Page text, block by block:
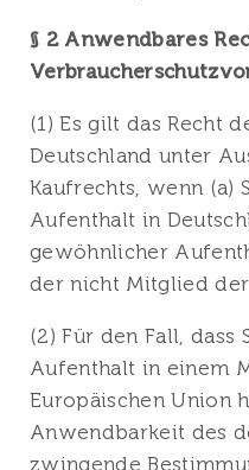
§ 2 Anwendbares
(1) Es gilt das Recht
Deutschland unter
Kaufrechts, wenn (a)
Aufenthalt in
gewöhnlicher
der nicht Mitglied
(2) Für den Fall,
Aufenthalt in einem
Europäischen Union
Anwendbarkeit des
zwingende